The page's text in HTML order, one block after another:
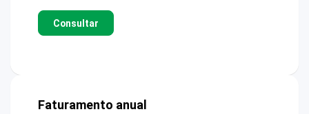
Consultar
Faturamento anual